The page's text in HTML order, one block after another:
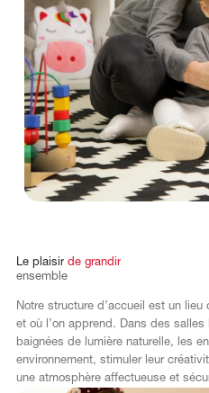
Le plaisir de grandir
ensemble
Notre structure d’accueil est un lieu
et où l’on apprend. Dans des
baignées de lumière naturelle, les
environnement, stimuler leur
une atmosphère affectueuse et